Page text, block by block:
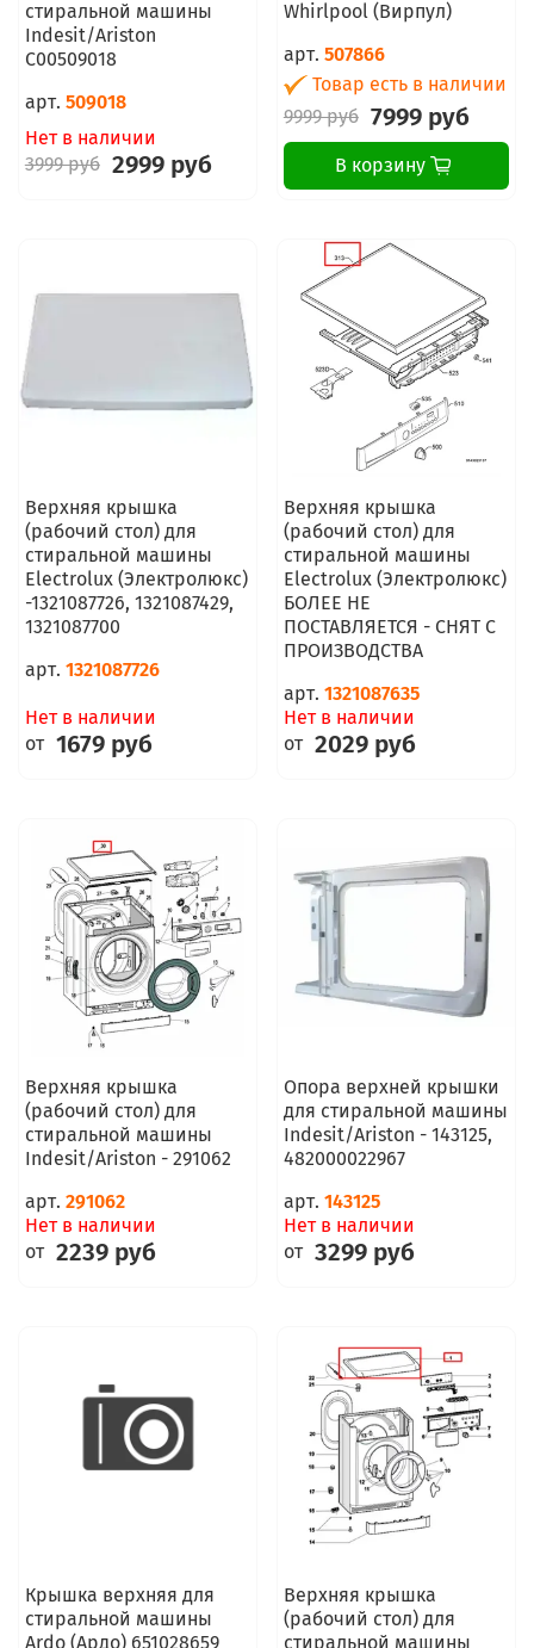
стиральной машины
Indesit/Ariston
C00509018
арт. 509018
Нет в наличии
3999 руб 2999 руб
Whirlpool (Вирпул)
арт. 507866
Товар есть в наличии
9999 руб 7999 руб
В корзину
Верхняя крышка
(рабочий стол) для
стиральной машины
Electrolux (Электролюкс)
-1321087726, 1321087429,
1321087700
арт. 1321087726
Нет в наличии
от 1679 руб
Верхняя крышка
(рабочий стол) для
стиральной машины
Electrolux (Электролюкс)
БОЛЕЕ НЕ
ПОСТАВЛЯЕТСЯ - СНЯТ С
ПРОИЗВОДСТВА
арт. 1321087635
Нет в наличии
от 2029 руб
Верхняя крышка
(рабочий стол) для
стиральной машины
Indesit/Ariston - 291062
арт. 291062
Нет в наличии
от 2239 руб
Опора верхней крышки
для стиральной машины
Indesit/Ariston - 143125,
482000022967
арт. 143125
Нет в наличии
от 3299 руб
Крышка верхняя для
стиральной машины
Ardo (Ардо) 651028659
Верхняя крышка
(рабочий стол) для
стиральной машины